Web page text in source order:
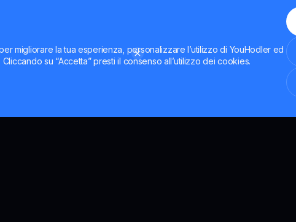
migliorare la tua esperienza, personalizzare l’utilizzo di YouHodler ed
su “Accetta” presti il consenso all’utilizzo dei cookies.
Dogwifhat (WIF).
di criptovalute,
miglior tasso di cambio